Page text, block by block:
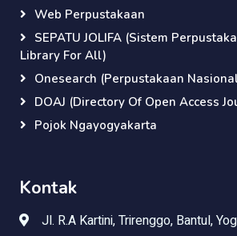
Web Perpustakaan
SEPATU JOLIFA (Sistem
Library For All)
Onesearch (Perpustakaan
DOAJ (Directory Of Open Access
Pojok Ngayogyakarta
Kontak
Jl. R.A Kartini, Trirenggo, Bantul,